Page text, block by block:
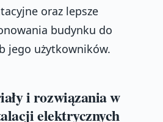
oraz lepsze
budynku do
jego użytkowników.
i rozwiązania w
elektrycznych